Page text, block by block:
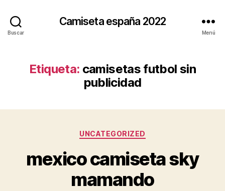
Buscar
Camiseta españa 2022
Menú
Etiqueta: camisetas futbol sin
publicidad
Categorías
UNCATEGORIZED
mexico camiseta sky
mamando